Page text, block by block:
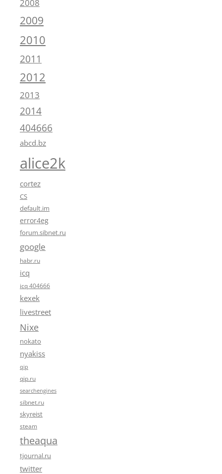
2008
2009
2010
2011
2012
2013
2014
404666
abcd.bz
alice2k
cortez
CS
default.im
error4eg
forum.sibnet.ru
google
habr.ru
icq
icq 404666
kexek
livestreet
Nixe
nokato
nyakiss
qip
qip.ru
searchengines
sibnet.ru
skyreist
steam
theaqua
tjournal.ru
twitter